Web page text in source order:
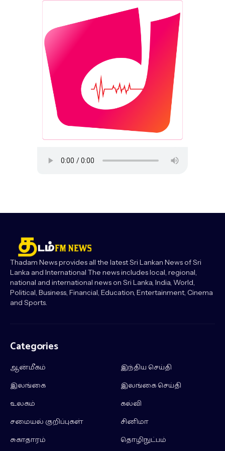
Thadam News provides all the latest Sri Lankan News of Sri
Lanka and International The news includes local, regional,
national and international news on Sri Lanka, India, World,
Political, Business, Financial, Education, Entertainment, Cinema
and Sports.
Categories
ஆன்மீகம்
இந்திய செய்தி
இலங்கை
இலங்கை செய்தி
உலகம்
கல்வி
சமையல் குறிப்புகள்
சினிமா
சுகாதாரம்
தொழிநுட்பம்